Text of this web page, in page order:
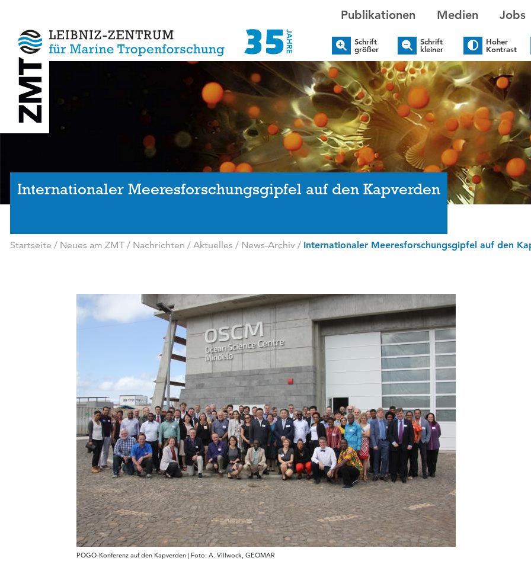
Publikationen Medien Jobs
Schrift
größer
Schrift
kleiner
Hoher
Kontrast
Internationaler Meeresforschungsgipfel auf den Kapverden
Startseite / Neues am ZMT/ Nachrichten / Aktuelles / News-Archiv/ Internationaler Meeresforschungsgipfel auf den
POGO-Konferenz auf den Kapverden | Foto: A. Villwock, GEOMAR